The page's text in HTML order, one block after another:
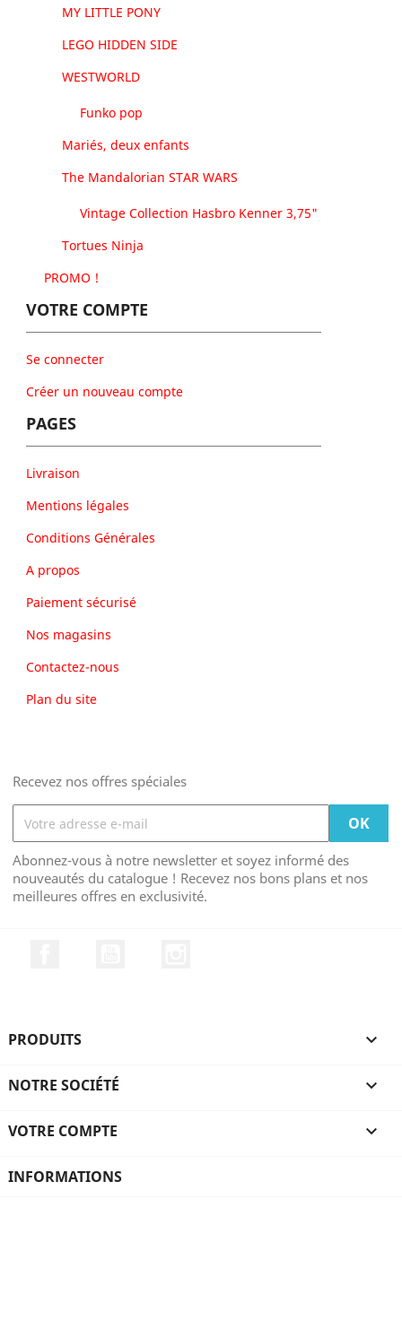
MY LITTLE PONY
LEGO HIDDEN SIDE
WESTWORLD
Funko pop
Mariés, deux enfants
The Mandalorian STAR WARS
Vintage Collection Hasbro Kenner 3,75"
Tortues Ninja
PROMO !
VOTRE COMPTE
Se connecter
Créer un nouveau compte
PAGES
Livraison
Mentions légales
Conditions Générales
A propos
Paiement sécurisé
Nos magasins
Contactez-nous
Plan du site
Recevez nos offres spéciales
Abonnez-vous à notre newsletter et soyez informé des
nouveautés du catalogue ! Recevez nos bons plans et nos
meilleures offres en exclusivité.
PRODUITS 
NOTRE SOCIÉTÉ 
VOTRE COMPTE 
INFORMATIONS